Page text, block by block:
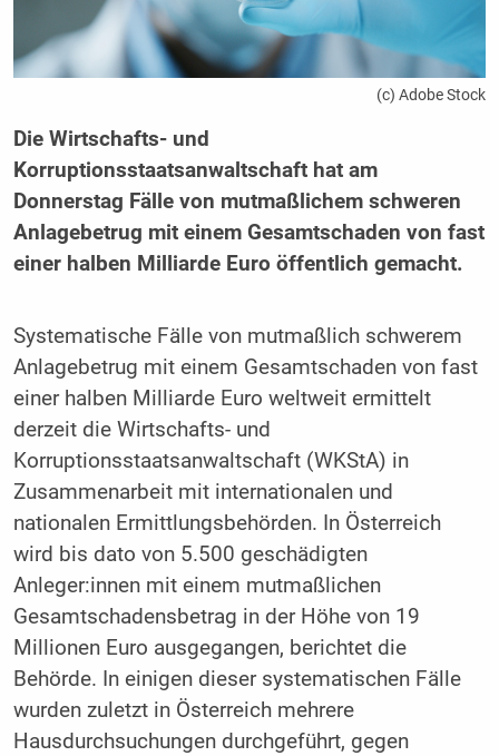
(c) Adobe Stock
Die Wirtschafts- und
Korruptionsstaatsanwaltschaft hat am
Donnerstag Fälle von mutmaßlichem schweren
Anlagebetrug mit einem Gesamtschaden von fast
einer halben Milliarde Euro öffentlich gemacht.
Systematische Fälle von mutmaßlich schwerem
Anlagebetrug mit einem Gesamtschaden von fast
einer halben Milliarde Euro weltweit ermittelt
derzeit die Wirtschafts- und
Korruptionsstaatsanwaltschaft (WKStA) in
Zusammenarbeit mit internationalen und
nationalen Ermittlungsbehörden. In Österreich
wird bis dato von 5.500 geschädigten
Anleger:innen mit einem mutmaßlichen
Gesamtschadensbetrag in der Höhe von 19
Millionen Euro ausgegangen, berichtet die
Behörde. In einigen dieser systematischen Fälle
wurden zuletzt in Österreich mehrere
Hausdurchsuchungen durchgeführt, gegen